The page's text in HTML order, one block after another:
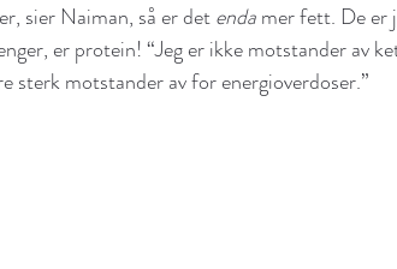
sier Naiman, så er det enda mer fett. De er
er protein! “Jeg er ikke motstander av
sterk motstander av for energioverdoser.”